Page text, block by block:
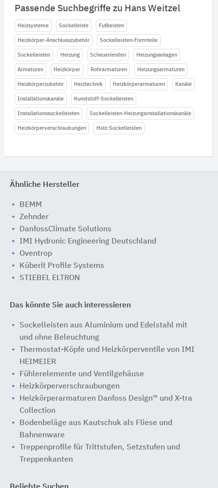
Passende Suchbegriffe zu Hans Weitzel
Heizsysteme Sockelleiste Fußleisten
Heizkörper-Anschlusszubehör Sockelleisten-Formteile
Sockelleisten Heizung Scheuerleisten Heizungsanlagen
Armaturen Heizkörper Rohrarmaturen Heizungsarmaturen
Heizkörperzubehör Heiztechnik Heizkörperarmaturen Kanäle
Installationskanäle Kunststoff-Sockelleisten
Installationssockelleisten Sockelleisten-Heizungsinstallationskanäle
Heizkörperverschraubungen Holz-Sockelleisten
Ähnliche Hersteller
BEMM
Zehnder
DanfossClimate Solutions
IMI Hydronic Engineering Deutschland
Oventrop
Küberit Profile Systems
STIEBEL ELTRON
Das könnte Sie auch interessieren
Sockelleisten aus Aluminium und Edelstahl mit
und ohne Beleuchtung
Thermostat-Köpfe und Heizkörperventile von IMI
HEIMEIER
Fühlerelemente und Ventilgehäuse
Heizkörperverschraubungen
Heizkörperarmaturen Danfoss Design™ und X-tra
Collection
Bodenbeläge aus Kautschuk als Fliese und
Bahnenware
Treppenprofile für Trittstufen, Setzstufen und
Treppenkanten